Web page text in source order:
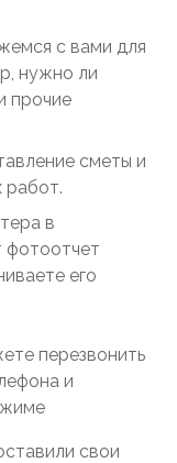
с вами для
нужно ли
прочие
сметы и
работ.
в
фотоотчет
его
перезвонить
и
свои